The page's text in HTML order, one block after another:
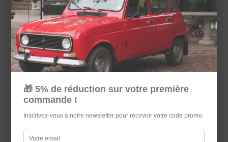
D'ECHAPPEMENT/SILENT
BLOC
DIAMETRE 45mm
🎁 5% de réduction sur votre première
commande !
Inscrivez-vous à notre newsletter pour recevoir votre code promo.